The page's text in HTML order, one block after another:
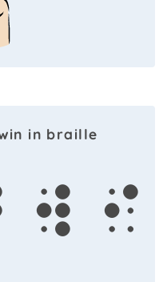
in braille
w i